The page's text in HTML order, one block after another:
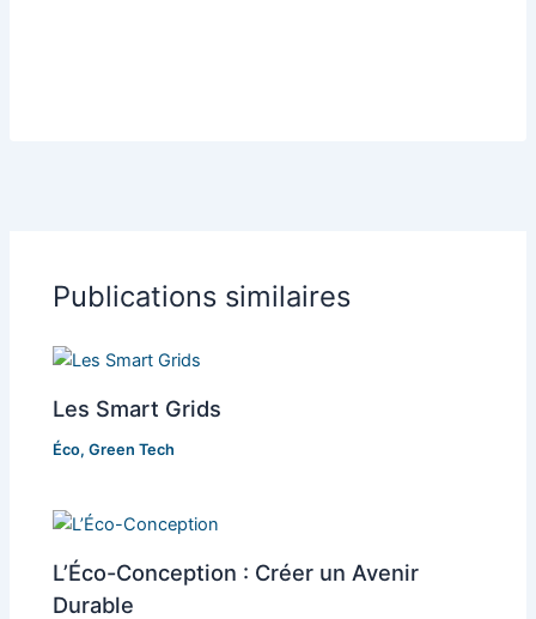
Publications similaires
Les Smart Grids
Éco,Green Tech
L’Éco-Conception : Créer un Avenir
Durable